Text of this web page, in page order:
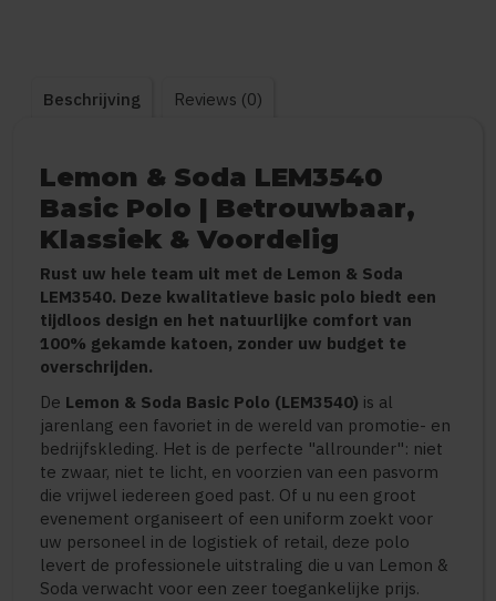
Beschrijving Reviews (0)
Lemon & Soda LEM3540
Basic Polo | Betrouwbaar,
Klassiek & Voordelig
Rust uw hele team uit met de Lemon & Soda
LEM3540. Deze kwalitatieve basic polo biedt een
tijdloos design en het natuurlijke comfort van
100% gekamde katoen, zonder uw budget te
overschrijden.
De Lemon & Soda Basic Polo (LEM3540) is al
jarenlang een favoriet in de wereld van promotie- en
bedrijfskleding. Het is de perfecte "allrounder": niet
te zwaar, niet te licht, en voorzien van een pasvorm
die vrijwel iedereen goed past. Of u nu een groot
evenement organiseert of een uniform zoekt voor
uw personeel in de logistiek of retail, deze polo
levert de professionele uitstraling die u van Lemon &
Soda verwacht voor een zeer toegankelijke prijs.